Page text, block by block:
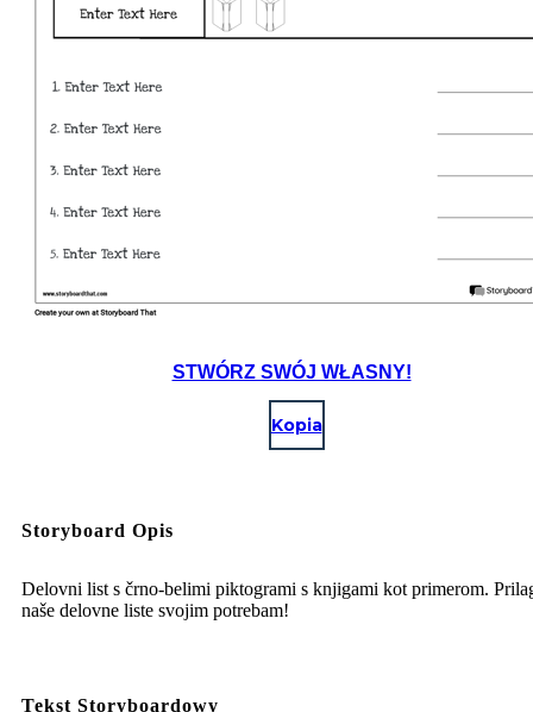
STWÓRZ SWÓJ WŁASNY!
Kopia
Storyboard Opis
Delovni list s črno-belimi piktogrami s knjigami kot primerom.
naše delovne liste svojim potrebam!
Tekst Storyboardowy